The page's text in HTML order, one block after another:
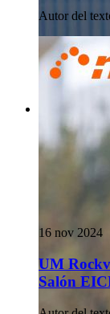
Autor del
16 nov 2024
UM
Salón